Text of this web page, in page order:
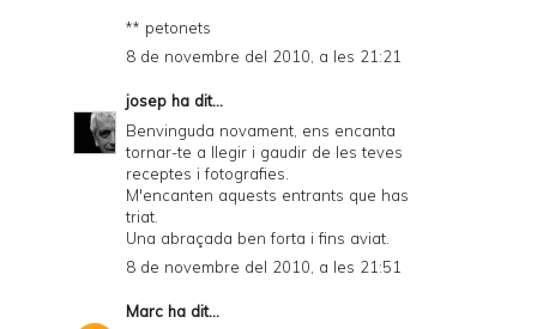
** petonets
8 de novembre del 2010, a les 21:21
josep ha dit...
Benvinguda novament, ens encanta
tornar-te a llegir i gaudir de les teves
receptes i fotografies.
M'encanten aquests entrants que has
triat.
Una abraçada ben forta i fins aviat.
8 de novembre del 2010, a les 21:51
Marc ha dit...